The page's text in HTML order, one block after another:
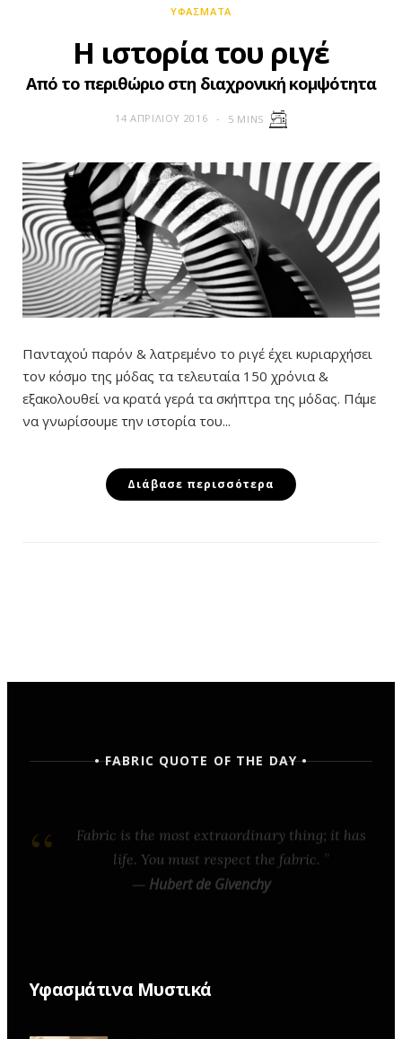
ΥΦΆΣΜΑΤΑ
Η ιστορία του ριγέ
Από το περιθώριο στη διαχρονική κομψότητα
14 ΑΠΡΙΛΊΟΥ 2016 5 MINS
Πανταχού παρόν & λατρεμένο το ριγέ έχει κυριαρχήσει
τον κόσμο της μόδας τα τελευταία 150 χρόνια &
εξακολουθεί να κρατά γερά τα σκήπτρα της μόδας. Πάμε
να γνωρίσουμε την ιστορία του...
Διάβασε περισσότερα
• FABRIC QUOTE OF THE DAY •
Fabric is the most extraordinary thing; it has
life. You must respect the fabric.
— Hubert de Givenchy
Υφασμάτινα Μυστικά